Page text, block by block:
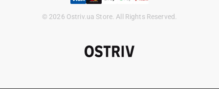
© 2026 Ostriv.ua Store. All Rights Reserved.